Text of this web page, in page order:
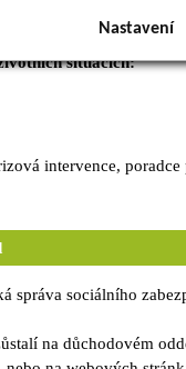
situacích:
intervence, poradce
správa sociálního
na důchodovém
Nastavení